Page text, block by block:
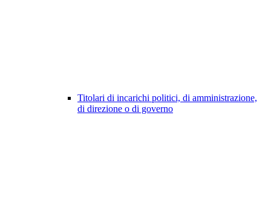
Titolari di incarichi politici, di amministrazione,
di direzione o di governo